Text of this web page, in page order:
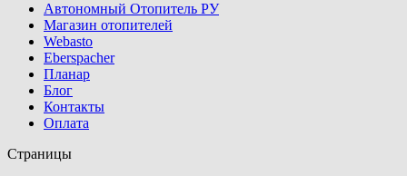
Автономный Отопитель РУ
Магазин отопителей
Webasto
Eberspacher
Планар
Блог
Контакты
Оплата
Страницы